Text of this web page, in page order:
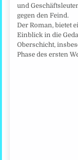
und
gegen den Feind.
Der Roman, bietet
Einblick in die
Oberschicht,
Phase des ersten